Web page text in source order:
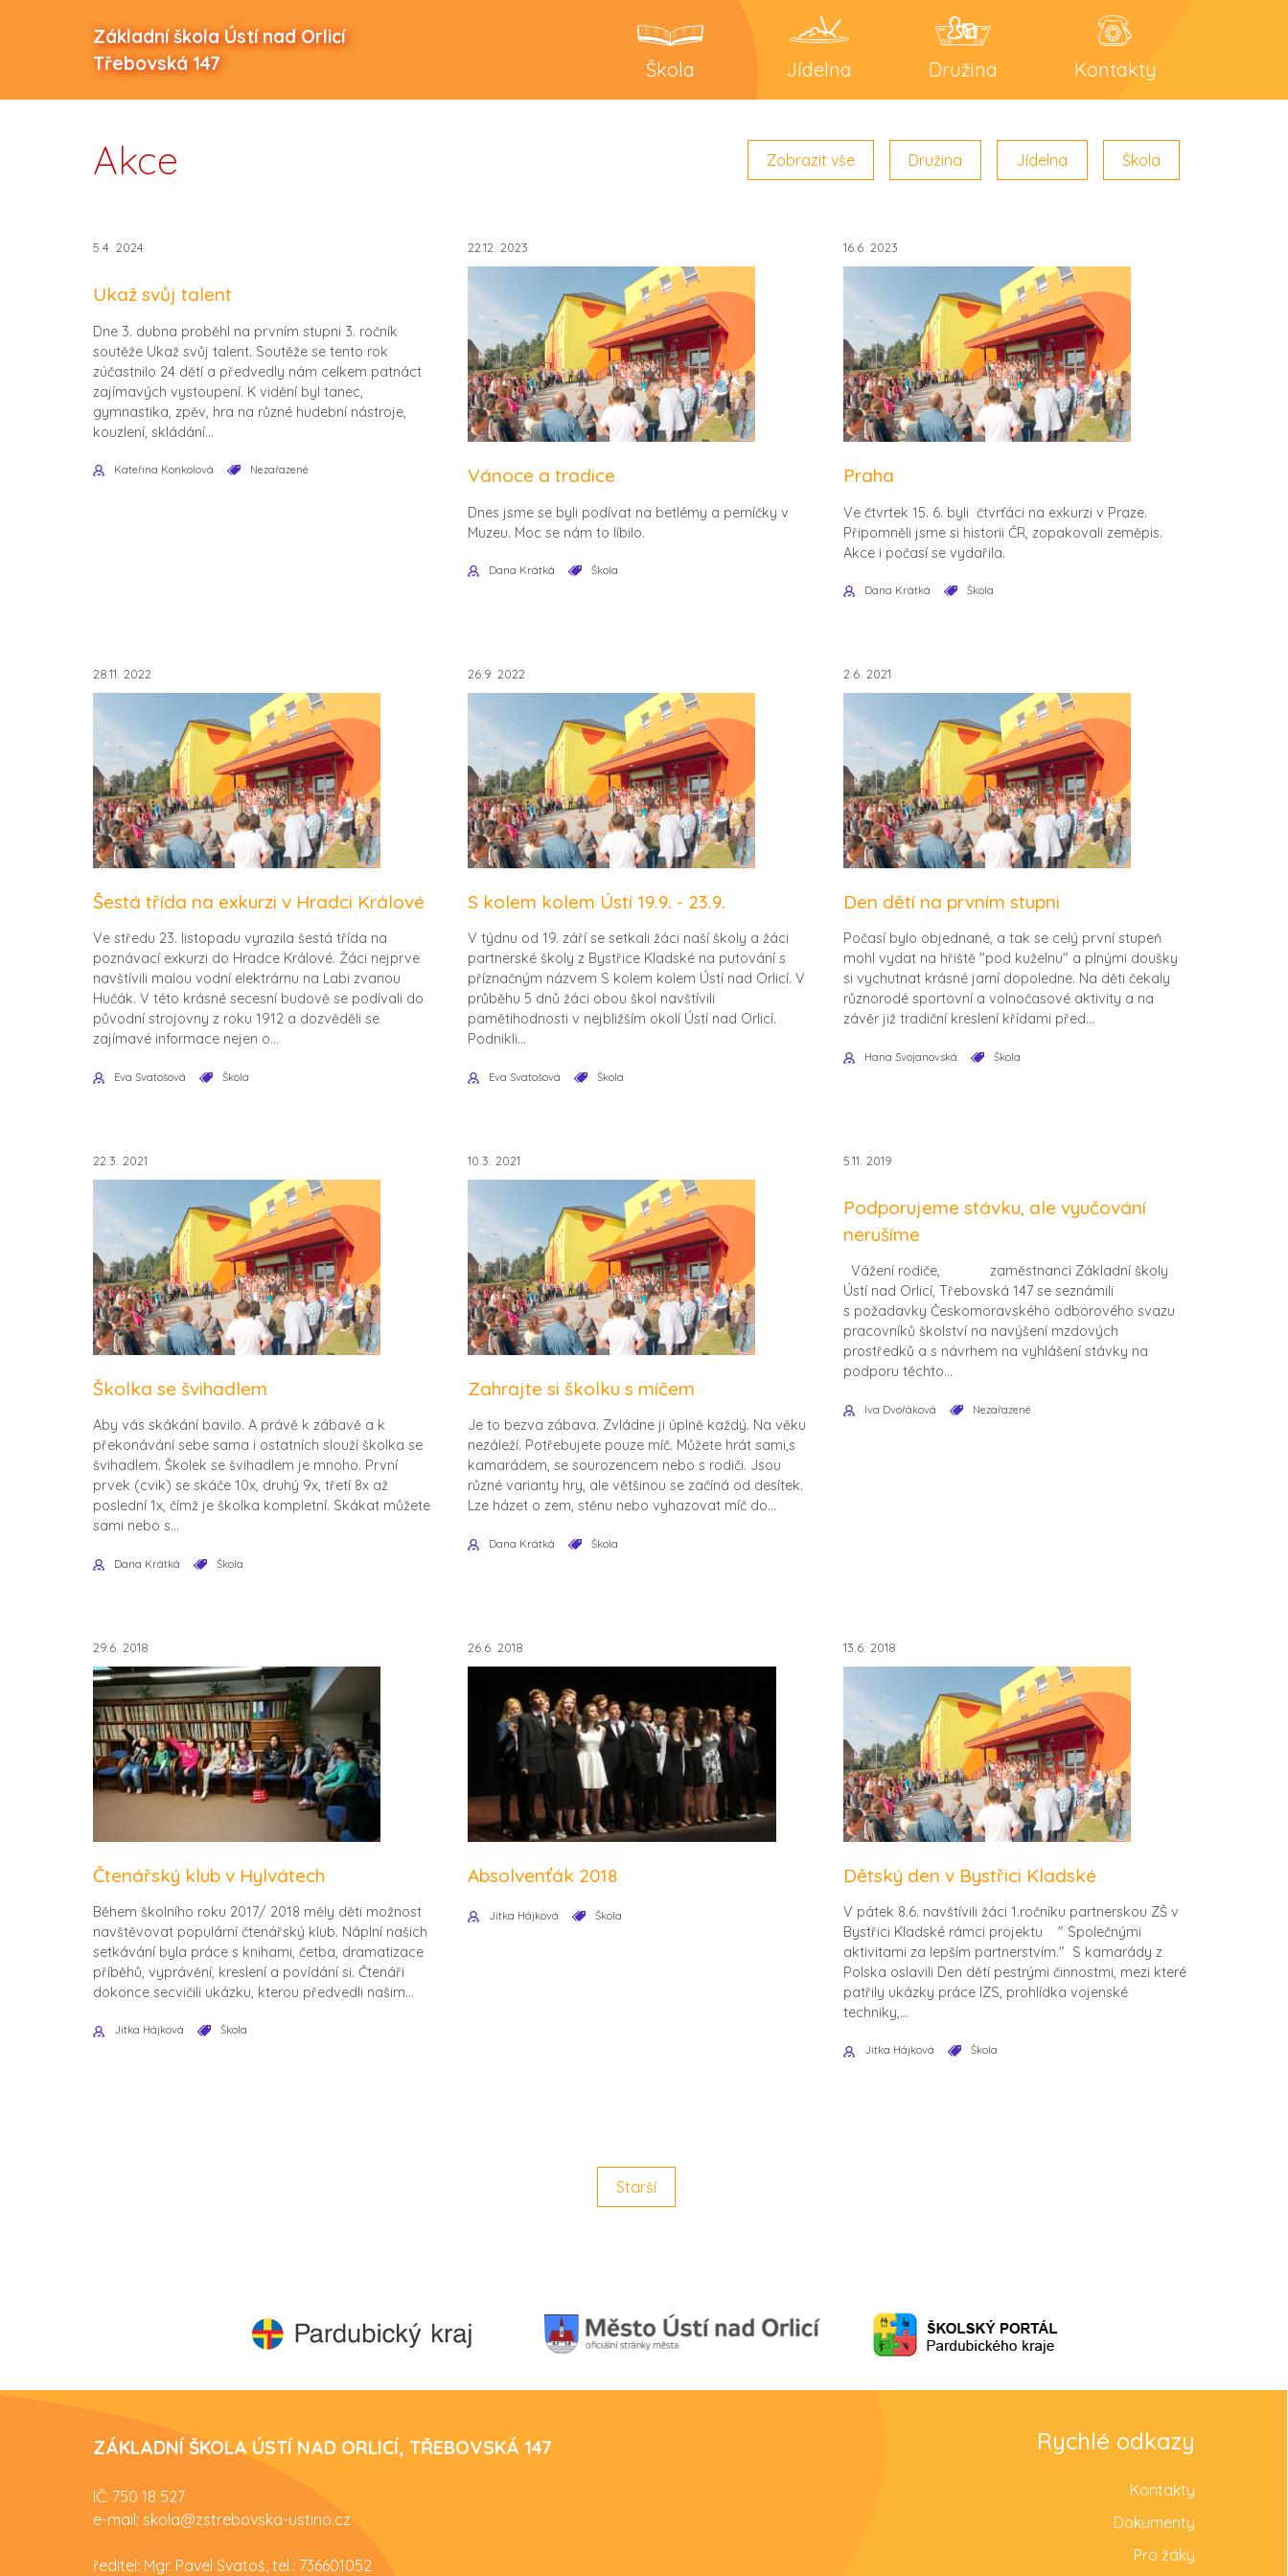
Základní škola Ústí nad Orlicí
Třebovská 147
Škola Jídelna Družina Kontakty
Akce Zobrazit vše Družina Jídelna Škola
5.4. 2024
Ukaž svůj talent
Dne 3. dubna proběhl na prvním stupni 3. ročník
soutěže Ukaž svůj talent. Soutěže se tento rok
zúčastnilo 24 dětí a předvedly nám celkem patnáct
zajímavých vystoupení. K vidění byl tanec,
gymnastika, zpěv, hra na různé hudební nástroje,
kouzlení, skládání...
Kateřina Konkolová Nezařazené
22.12. 2023
Vánoce a tradice
Dnes jsme se byli podívat na betlémy a perníčky v
Muzeu. Moc se nám to líbilo.
Dana Krátká Škola
16.6. 2023
Praha
Ve čtvrtek 15. 6. byli čtvrťáci na exkurzi v Praze.
Připomněli jsme si historii ČR, zopakovali zeměpis.
Akce i počasí se vydařila.
Dana Krátká Škola
28.11. 2022
Šestá třída na exkurzi v Hradci Králové
Ve středu 23. listopadu vyrazila šestá třída na
poznávací exkurzi do Hradce Králové. Žáci nejprve
navštívili malou vodní elektrárnu na Labi zvanou
Hučák. V této krásné secesní budově se podívali do
původní strojovny z roku 1912 a dozvěděli se
zajímavé informace nejen o...
Eva Svatošová Škola
26.9. 2022
S kolem kolem Ústí 19.9. - 23.9.
V týdnu od 19. září se setkali žáci naší školy a žáci
partnerské školy z Bystřice Kladské na putování s
příznačným názvem S kolem kolem Ústí nad Orlicí. V
průběhu 5 dnů žáci obou škol navštívili
pamětihodnosti v nejbližším okolí Ústí nad Orlicí.
Podnikli...
Eva Svatošová Škola
2.6. 2021
Den dětí na prvním stupni
Počasí bylo objednané, a tak se celý první stupeň
mohl vydat na hřiště "pod kuželnu" a plnými doušky
si vychutnat krásné jarní dopoledne. Na děti čekaly
různorodé sportovní a volnočasové aktivity a na
závěr již tradiční kreslení křídami před...
Hana Svojanovská Škola
22.3. 2021
Školka se švihadlem
Aby vás skákání bavilo. A právě k zábavě a k
překonávání sebe sama i ostatních slouží školka se
švihadlem. Školek se švihadlem je mnoho. První
prvek (cvik) se skáče 10x, druhý 9x, třetí 8x až
poslední 1x, čímž je školka kompletní. Skákat můžete
sami nebo s...
Dana Krátká Škola
10.3. 2021
Zahrajte si školku s míčem
Je to bezva zábava. Zvládne ji úplně každý. Na věku
nezáleží. Potřebujete pouze míč. Můžete hrát sami,s
kamarádem, se sourozencem nebo s rodiči. Jsou
různé varianty hry, ale většinou se začíná od desítek.
Lze házet o zem, stěnu nebo vyhazovat míč do...
Dana Krátká Škola
5.11. 2019
Podporujeme stávku, ale vyučování
nerušíme
Vážení rodiče, zaměstnanci Základní školy
Ústí nad Orlicí, Třebovská 147 se seznámili
s požadavky Českomoravského odborového svazu
pracovníků školství na navýšení mzdových
prostředků a s návrhem na vyhlášení stávky na
podporu těchto...
Iva Dvořáková Nezařazené
29.6. 2018
Čtenářský klub v Hylvátech
Během školního roku 2017/ 2018 měly děti možnost
navštěvovat populární čtenářský klub. Náplní našich
setkávání byla práce s knihami, četba, dramatizace
příběhů, vyprávění, kreslení a povídání si. Čtenáři
dokonce secvičili ukázku, kterou předvedli našim...
Jitka Hájková Škola
26.6. 2018
Absolvenťák 2018
Jitka Hájková Škola
13.6. 2018
Dětský den v Bystřici Kladské
V pátek 8.6. navštívili žáci 1.ročníku partnerskou ZŠ v
Bystřici Kladské rámci projektu " Společnými
aktivitami za lepším partnerstvím." S kamarády z
Polska oslavili Den dětí pestrými činnostmi, mezi které
patřily ukázky práce IZS, prohlídka vojenské
techniky,...
Jitka Hájková Škola
Starší
ZÁKLADNÍ ŠKOLA ÚSTÍ NAD ORLICÍ, TŘEBOVSKÁ 147
IČ: 750 18 527
e-mail: skola@zstrebovska-ustino.cz
ředitel: Mgr. Pavel Svatoš, tel.: 736601052
Rychlé odkazy
Kontakty
Dokumenty
Pro žáky